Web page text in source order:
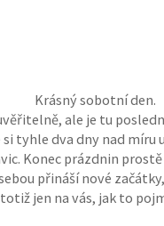
Krásný sobotní den.
ale je tu
tyhle dva dny nad míru
Konec prázdnin
přináší nové
totiž jen na vás, jak to